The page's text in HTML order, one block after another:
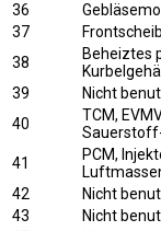
36
37
38
Beheiztes
39
Nicht
40
TCM,
41
PCM,
42
Nicht
43
Nicht